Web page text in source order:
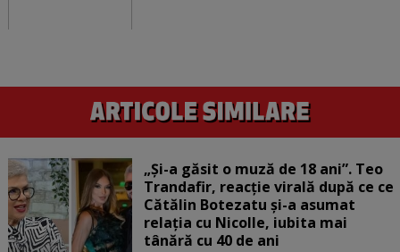
„Și-a găsit o muză de 18 ani”. Teo
Trandafir, reacție virală după ce ce
Cătălin Botezatu și-a asumat
relația cu Nicolle, iubita mai
tânără cu 40 de ani